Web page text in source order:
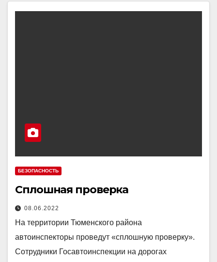
БЕЗОПАСНОСТЬ
Сплошная проверка
08.06.2022
На территории Тюменского района
автоинспекторы проведут «сплошную проверку».
Сотрудники Госавтоинспекции на дорогах